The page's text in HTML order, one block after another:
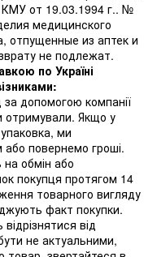
от 19.03.1994 г.. №
медицинского
отпущенные из аптек и
не подлежат.
по Україні
допомогою компанії
отримували. Якщо у
ми
повернемо гроші.
обмін або
покупця протягом 14
товарного вигляду
факт покупки.
від
не актуальними,